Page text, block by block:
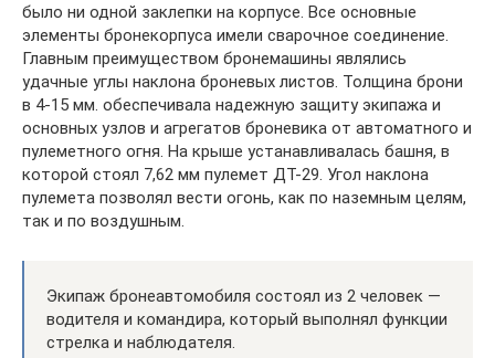
было ни одной заклепки на корпусе. Все основные
элементы бронекорпуса имели сварочное соединение.
Главным преимуществом бронемашины являлись
удачные углы наклона броневых листов. Толщина брони
в 4-15 мм. обеспечивала надежную защиту экипажа и
основных узлов и агрегатов броневика от автоматного и
пулеметного огня. На крыше устанавливалась башня, в
которой стоял 7,62 мм пулемет ДТ-29. Угол наклона
пулемета позволял вести огонь, как по наземным целям,
так и по воздушным.
Экипаж бронеавтомобиля состоял из 2 человек —
водителя и командира, который выполнял функции
стрелка и наблюдателя.